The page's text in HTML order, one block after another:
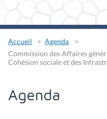
Accueil
Agenda
Commission des Affaires
Cohésion sociale et des
Agenda